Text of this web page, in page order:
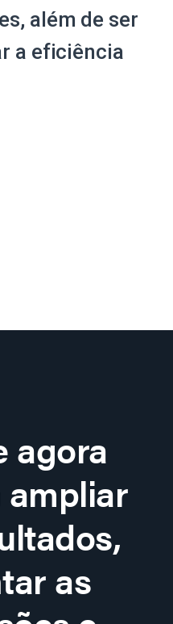
além de ser
a eficiência
agora
ampliar
as